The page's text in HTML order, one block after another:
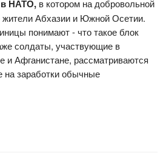
в НАТО, в котором на добровольной
жители Абхазии и Южной Осетии.
понимают - что такое блок
солдаты, участвующие в
и Афганистане, рассматриваются
на заработки обычные